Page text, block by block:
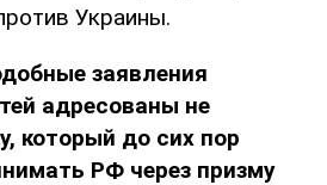
Украины.
заявления
адресованы не
который до сих пор
РФ через призму